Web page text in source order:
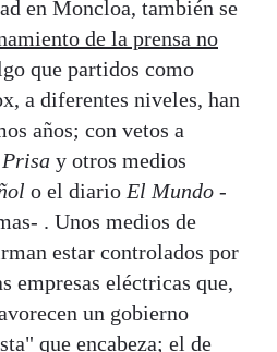
en Moncloa, también se
de la prensa no
que partidos como
a diferentes niveles, han
años; con vetos a
Prisa y otros medios
o el diario El Mundo -
. Unos medios de
estar controlados por
empresas eléctricas que,
un gobierno
que encabeza; el de